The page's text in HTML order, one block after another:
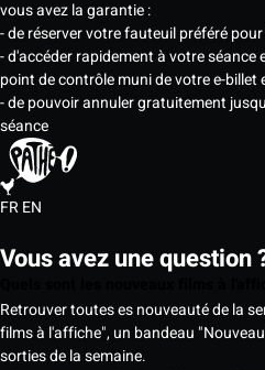
vous avez la garantie :
- de réserver votre fauteuil préféré
- d'accéder rapidement à votre
point de contrôle muni de votre e-
- de pouvoir annuler gratuitement
séance
FREN
Vous avez une question
Retrouver toutes es nouveauté de la
films à l'affiche", un bandeau
sorties de la semaine.